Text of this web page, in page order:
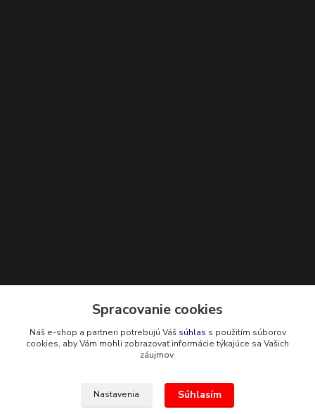
+421 948 229 224
Spracovanie cookies
Náš e-shop a partneri potrebujú Váš súhlas s použitím súborov
cookies, aby Vám mohli zobrazovať informácie týkajúce sa Vašich
záujmov.
Nastavenia Súhlasím